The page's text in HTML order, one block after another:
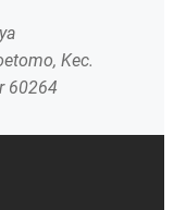
Kec.
60264